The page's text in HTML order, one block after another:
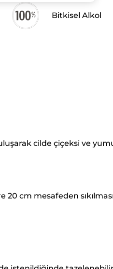
Bitkisel Alkol
cilde çiçeksi ve
cm mesafeden